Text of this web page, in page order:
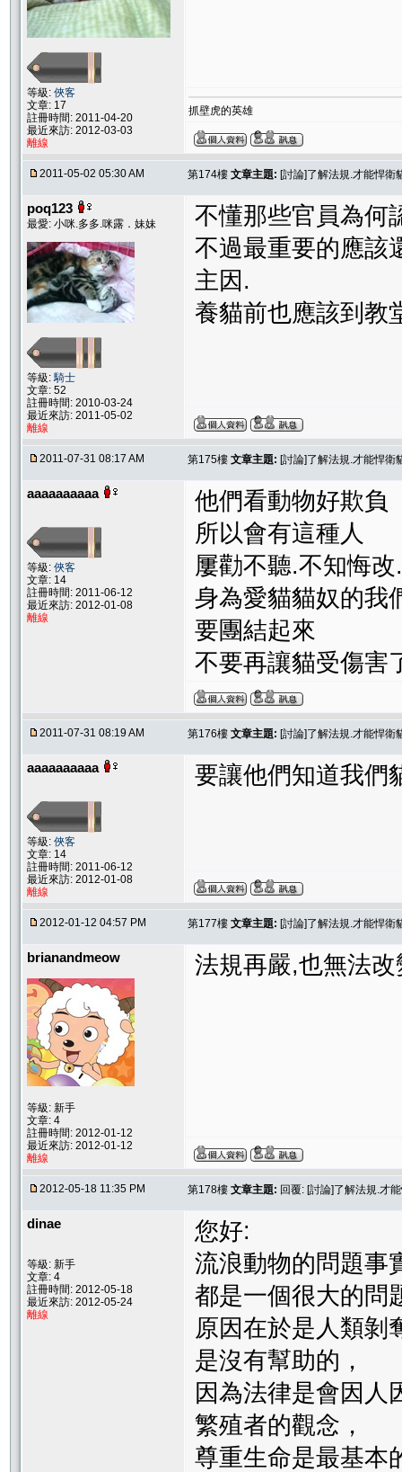
等級: 俠客
文章: 17
註冊時間: 2011-04-20
最近來訪: 2012-03-03
離線
抓壁虎的英雄
2011-05-02 05:30 AM 第174樓 文章主題: [討論]了解法規.才能悍衛
poq123
最愛: 小咪.多多.咪露．妹妹
等級:騎士
文章: 52
註冊時間: 2010-03-24
最近來訪: 2011-05-02
離線
不懂那些官員為何
不過最重要的應該
主因.
養貓前也應該到教
2011-07-31 08:17 AM 第175樓 文章主題: [討論]了解法規.才能悍衛
aaaaaaaaaa
等級: 俠客
文章: 14
註冊時間: 2011-06-12
最近來訪: 2012-01-08
離線
他們看動物好欺負
所以會有這種人
屢勸不聽.不知悔
身為愛貓貓奴的我
要團結起來
不要再讓貓受傷害
2011-07-31 08:19 AM 第176樓 文章主題: [討論]了解法規.才能悍衛
aaaaaaaaaa
等級: 俠客
文章: 14
註冊時間: 2011-06-12
最近來訪: 2012-01-08
離線
要讓他們知道我們
2012-01-12 04:57 PM 第177樓 文章主題: [討論]了解法規.才能悍衛
brianandmeow
等級: 新手
文章: 4
註冊時間: 2012-01-12
最近來訪: 2012-01-12
離線
法規再嚴,也無法
2012-05-18 11:35 PM 第178樓 文章主題: 回覆: [討論]了解法規.才
dinae
等級: 新手
文章: 4
註冊時間: 2012-05-18
最近來訪: 2012-05-24
離線
您好:
流浪動物的問題事
都是一個很大的問
原因在於是人類剝
是沒有幫助的，
因為法律是會因人
繁殖者的觀念，
尊重生命是最基本